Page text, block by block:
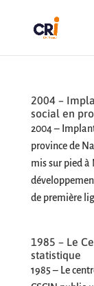
2004 –
social en
2004 –
province de
mis sur pied à
de première
1985 – Le
statistique
1985 – Le